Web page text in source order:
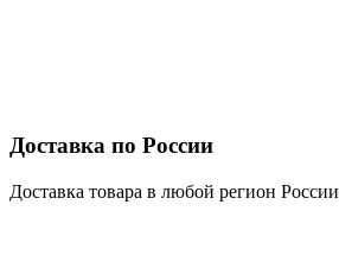
Доставка по России
Доставка товара в любой регион России